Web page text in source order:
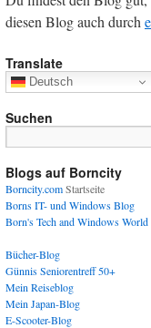
diesen Blog auch durch
Translate
Deutsch
Suchen
Blogs auf Borncity
Borncity.comStartseite
Borns IT- und Windows Blog
Born's Tech and Windows World
Bücher-Blog
Günnis Seniorentreff 50+
Mein Reiseblog
Mein Japan-Blog
E-Scooter-Blog